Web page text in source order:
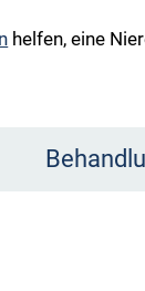
helfen, eine